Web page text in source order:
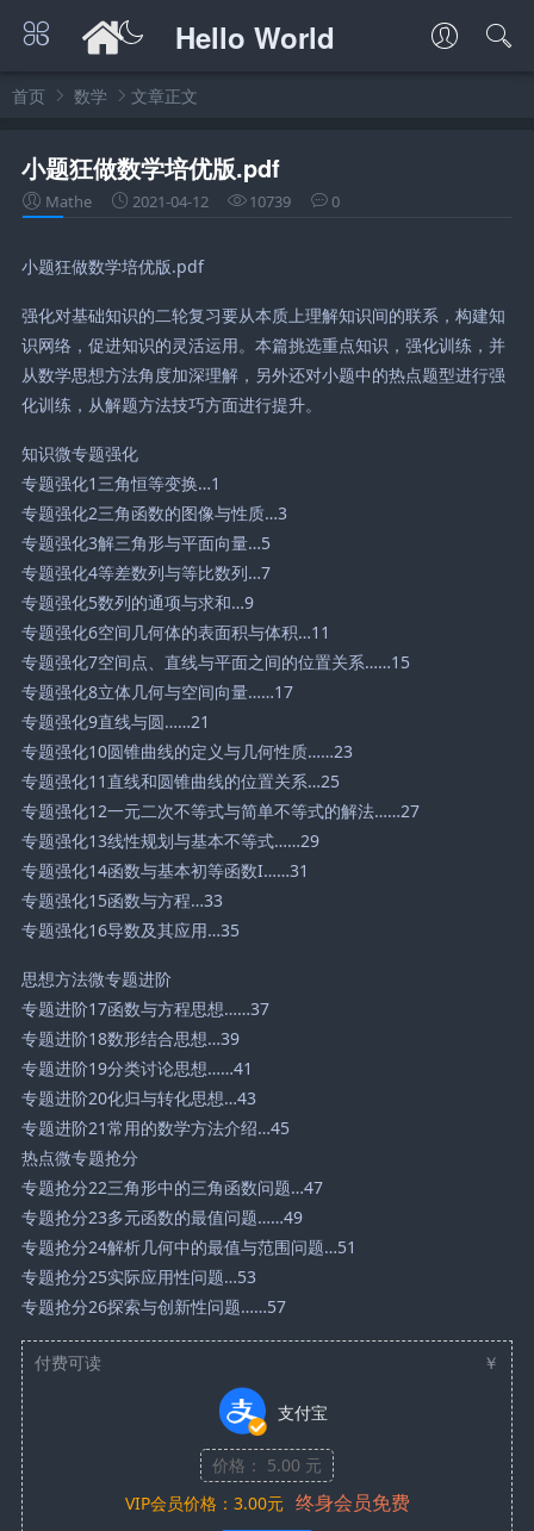
Hello World
首页 数学 文章正文
小题狂做数学培优版.pdf
Mathe 2021-04-12 10739 0
小题狂做数学培优版.pdf
强化对基础知识的二轮复习要从本质上理解知识间的联系，构建知
识网络，促进知识的灵活运用。本篇挑选重点知识，强化训练，并
从数学思想方法角度加深理解，另外还对小题中的热点题型进行强
化训练，从解题方法技巧方面进行提升。
知识微专题强化
专题强化1三角恒等变换…1
专题强化2三角函数的图像与性质…3
专题强化3解三角形与平面向量…5
专题强化4等差数列与等比数列…7
专题强化5数列的通项与求和…9
专题强化6空间几何体的表面积与体积…11
专题强化7空间点、直线与平面之间的位置关系……15
专题强化8立体几何与空间向量……17
专题强化9直线与圆……21
专题强化10圆锥曲线的定义与几何性质……23
专题强化11直线和圆锥曲线的位置关系…25
专题强化12一元二次不等式与简单不等式的解法……27
专题强化13线性规划与基本不等式……29
专题强化14函数与基本初等函数I……31
专题强化15函数与方程…33
专题强化16导数及其应用…35
思想方法微专题进阶
专题进阶17函数与方程思想……37
专题进阶18数形结合思想…39
专题进阶19分类讨论思想……41
专题进阶20化归与转化思想…43
专题进阶21常用的数学方法介绍…45
热点微专题抢分
专题抢分22三角形中的三角函数问题…47
专题抢分23多元函数的最值问题……49
专题抢分24解析几何中的最值与范围问题…51
专题抢分25实际应用性问题…53
专题抢分26探索与创新性问题……57
支付宝
价格： 5.00 元
VIP会员价格：3.00元 终身会员免费
付费可读 ￥